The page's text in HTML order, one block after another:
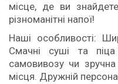
місце, де ви
різноманітні напої!
Наші особливості:
Смачні суші та
самовивозу чи
місця. Дружній